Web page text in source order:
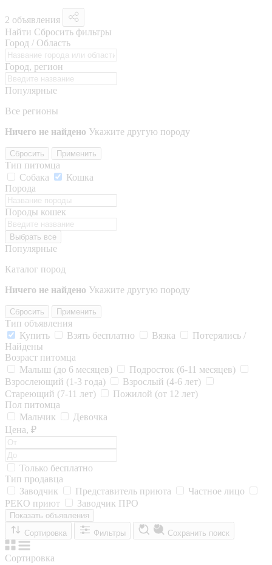
2 объявления
Найти Сбросить фильтры
Город / Область
Город, регион
Популярные
Все регионы
Ничего не найдено Укажите другую породу
Сбросить Применить
Тип питомца
Собака
Кошка
Порода
Породы кошек
Выбрать все
Популярные
Каталог пород
Ничего не найдено Укажите другую породу
Сбросить Применить
Тип объявления
Купить
Взять бесплатно Вязка
Потерялись /
Найдены
Возраст питомца
Малыш (до 6 месяцев)
Подросток (6-11 месяцев)
Взрослеющий (1-3 года)
Взрослый (4-6 лет)
Стареющий (7-11 лет)
Пожилой (от 12 лет)
Пол питомца
Мальчик
Девочка
Цена, ₽
Только бесплатно
Тип продавца
Заводчик
Представитель приюта
Частное лицо
РЕКО приют
Заводчик ПРО
Показать объявления
Сортировка
Фильтры Сохранить поиск
Сортировка